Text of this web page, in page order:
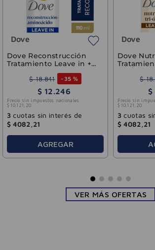
Dove
Dove Reconstrucción
Tratamiento Leave in +
Aminoácidos 110ml
$ 18.841 - 35 %
$ 12.246
Precio sin impuestos nacionales:
$ 10.121 , 20
3 cuotas sin interés de
$ 4082 21
AGREGAR
Dove
Dove
Tri-Óleos
$ 18.
$
Precio sin
$ 10.121 , 20
3 cuotas
$ 4082 21
VER MÁS OFERTAS